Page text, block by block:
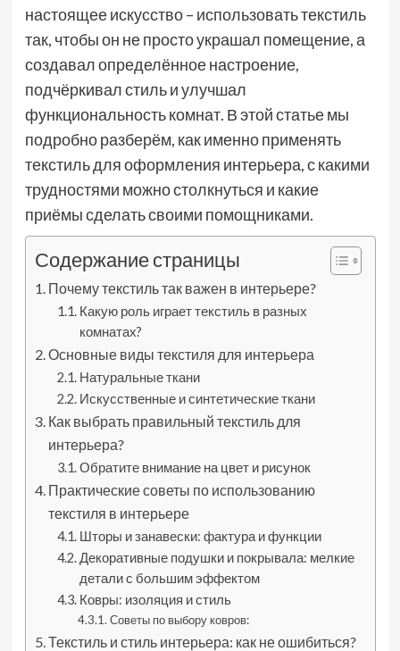
настоящее искусство – использовать текстиль
так, чтобы он не просто украшал помещение, а
создавал определённое настроение,
подчёркивал стиль и улучшал
функциональность комнат. В этой статье мы
подробно разберём, как именно применять
текстиль для оформления интерьера, с какими
трудностями можно столкнуться и какие
приёмы сделать своими помощниками.
Содержание страницы
Почему текстиль так важен в интерьере?
Какую роль играет текстиль в разных
комнатах?
Основные виды текстиля для интерьера
Натуральные ткани
Искусственные и синтетические ткани
Как выбрать правильный текстиль для
интерьера?
Обратите внимание на цвет и рисунок
Практические советы по использованию
текстиля в интерьере
Шторы и занавески: фактура и функции
Декоративные подушки и покрывала: мелкие
детали с большим эффектом
Ковры: изоляция и стиль
Советы по выбору ковров:
Текстиль и стиль интерьера: как не ошибиться?